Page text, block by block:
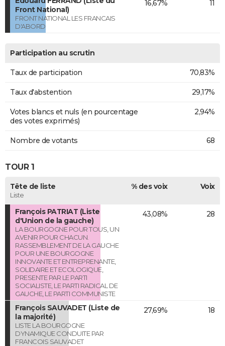
Front National)
FRONT NATIONAL LES FRANCAIS
D'ABORD
16,67% 11
Participation au scrutin
Taux de participation 70,83%
Taux d'abstention 29,17%
Votes blancs et nuls (en pourcentage
des votes exprimés)
2,94%
Nombre de votants 68
TOUR 1
Tête de liste
Liste
% des voix Voix
François PATRIAT (Liste
d'Union de la gauche)
LA BOURGOGNE POUR TOUS, UN
AVENIR POUR CHACUN.
RASSEMBLEMENT DE LA GAUCHE
POUR UNE BOURGOGNE
INNOVANTE ET ENTREPRENANTE,
SOLIDAIRE ET ECOLOGIQUE,
PRESENTE PAR LE PARTI
SOCIALISTE, LE PARTI RADICAL DE
GAUCHE, LE PARTI COMMUNISTE
43,08% 28
François SAUVADET (Liste de
la majorité)
LISTE LA BOURGOGNE
DYNAMIQUE CONDUITE PAR
FRANCOIS SAUVADET
27,69% 18